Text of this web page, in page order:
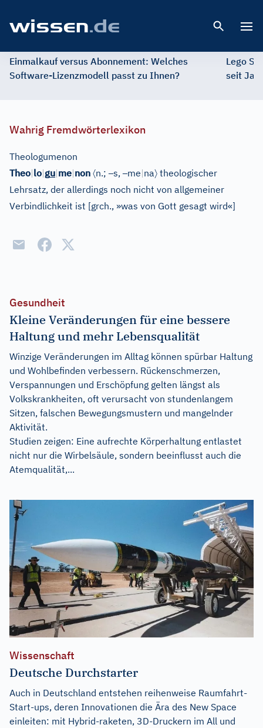
Einmalkauf versus Abonnement: Welches
Software-Lizenzmodell passt zu Ihnen?
Lego
seit
Wahrig Fremdwörterlexikon
Theologumenon
Theo|lo|gu|me|non 〈n.;–s,–me|na〉 theologischer
Lehrsatz, der allerdings noch nicht von allgemeiner
Verbindlichkeit ist [grch., »was von Gott gesagt wird«]
Gesundheit
Kleine Veränderungen für eine bessere
Haltung und mehr Lebensqualität
Winzige Veränderungen im Alltag können spürbar Haltung
und Wohlbefinden verbessern. Rückenschmerzen,
Verspannungen und Erschöpfung gelten längst als
Volkskrankheiten, oft verursacht von stundenlangem
Sitzen, falschen Bewegungsmustern und mangelnder
Aktivität.
Studien zeigen: Eine aufrechte Körperhaltung entlastet
nicht nur die Wirbelsäule, sondern beeinflusst auch die
Atemqualität,...
Wissenschaft
Deutsche Durchstarter
Auch in Deutschland entstehen reihenweise Raumfahrt-
Start-ups, deren Innovationen die Ära des New Space
einleiten: mit Hybrid-raketen, 3D-Druckern im All und